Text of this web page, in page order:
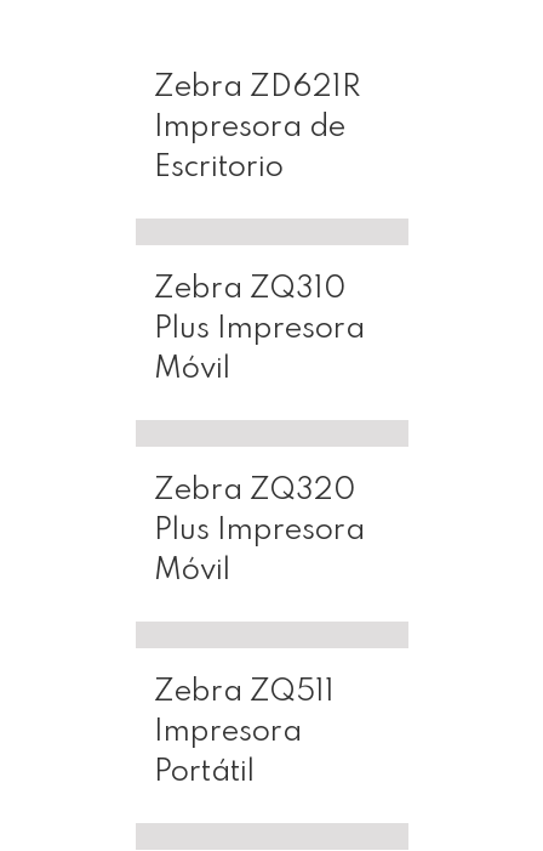
Zebra ZD621R
Impresora de
Escritorio
Zebra ZQ310
Plus Impresora
Móvil
Zebra ZQ320
Plus Impresora
Móvil
Zebra ZQ511
Impresora
Portátil